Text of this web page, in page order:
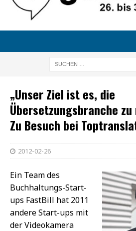
„Unser Ziel ist es, die
Übersetzungsbranche
Zu Besuch bei
2012-02-26
Ein Team des
Buchhaltungs-Start-
ups FastBill hat 2011
andere Start-ups mit
der Videokamera